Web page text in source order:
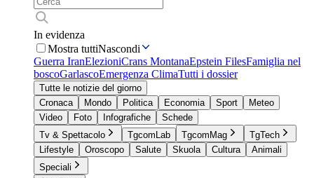
In evidenza
Mostra tuttiNascondi
Guerra IranElezioniCrans MontanaEpstein FilesFamiglia nel
boscoGarlascoEmergenza ClimaTutti i dossier
Tutte le notizie del giorno
Cronaca
Mondo Politica Economia Sport
Meteo
Video
Foto Infografiche
Schede
Tv & Spettacolo
TgcomLab TgcomMag
TgTech
Lifestyle
Oroscopo Salute Skuola Cultura
Animali
Speciali